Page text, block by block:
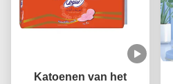
Katoenen van het